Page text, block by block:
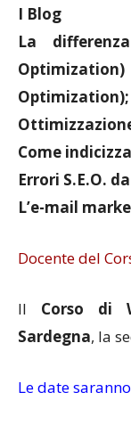
I Blog
La
Optimization);
Come
Errori S.E.O.
L’e-mail
Docente del
Il Corso di
Sardegna, la
Le date